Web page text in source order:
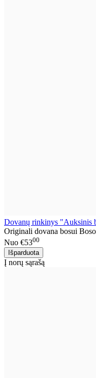
Dovanų rinkinys "Auksinis
Originali dovana bosui
Nuo €5300
Į norų sąrašą